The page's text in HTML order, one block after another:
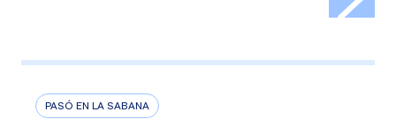
PASÓ EN LA SABANA